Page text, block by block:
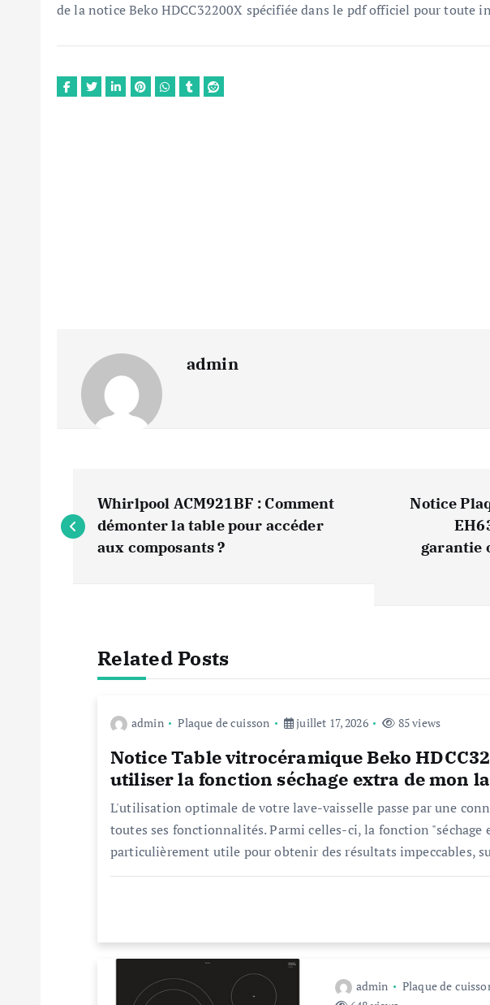
de la notice Beko HDCC32200X spécifiée dans le pdf officiel pour toute
admin
a
Whirlpool ACM921BF : Comment
démonter la table pour accéder
aux composants ?
Notice
garantie
Related Posts
admin Plaque de cuisson juillet 17, 2026 85 views
Notice Table vitrocéramique Beko
utiliser la fonction séchage extra de mon
L'utilisation optimale de votre lave-vaisselle passe par une
toutes ses fonctionnalités. Parmi celles-ci, la fonction "séchage
particulièrement utile pour obtenir des résultats impeccables,
admin Plaque de